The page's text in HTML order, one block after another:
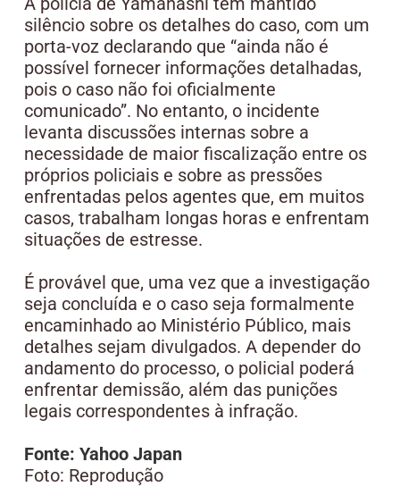
silêncio sobre os detalhes do caso, com um
porta-voz declarando que “ainda não é
possível fornecer informações detalhadas,
pois o caso não foi oficialmente
comunicado”. No entanto, o incidente
levanta discussões internas sobre a
necessidade de maior fiscalização entre os
próprios policiais e sobre as pressões
enfrentadas pelos agentes que, em muitos
casos, trabalham longas horas e enfrentam
situações de estresse.
É provável que, uma vez que a investigação
seja concluída e o caso seja formalmente
encaminhado ao Ministério Público, mais
detalhes sejam divulgados. A depender do
andamento do processo, o policial poderá
enfrentar demissão, além das punições
legais correspondentes à infração.
Fonte: Yahoo Japan
Foto: Reprodução